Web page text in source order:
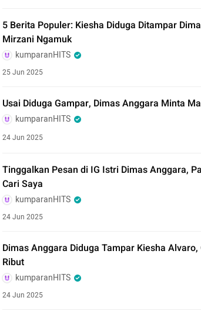
5 Berita Populer: Kiesha Diduga Ditampar
Mirzani Ngamuk
kumparanHITS
25 Jun 2025
Usai Diduga Gampar, Dimas Anggara Minta
kumparanHITS
24 Jun 2025
Tinggalkan Pesan di IG Istri Dimas Anggara,
Cari Saya
kumparanHITS
24 Jun 2025
Dimas Anggara Diduga Tampar Kiesha
Ribut
kumparanHITS
24 Jun 2025